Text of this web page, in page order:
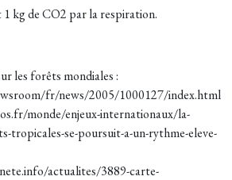
kg de CO2 par la respiration.
les forêts mondiales :
fr/news/2005/1000127/index.html
monde/enjeux-internationaux/la-
tropicales-se-poursuit-a-un-rythme-eleve-
actualites/3889-carte-